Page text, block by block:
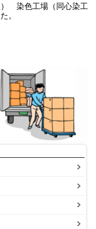
） 染色工場（同心染工
。